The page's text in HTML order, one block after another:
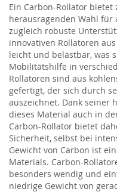
Ein Carbon-Rollator
herausragenden Wahl für
zugleich robuste
innovativen Rollatoren
leicht und belastbar, was
Mobilitätshilfe in
Rollatoren sind aus
gefertigt, der sich durch
auszeichnet. Dank seiner
dieses Material auch in
Carbon-Rollator bietet
Sicherheit, selbst bei
Gewicht von Carbon ist
Materials. Carbon-
besonders wendig und
niedrige Gewicht von